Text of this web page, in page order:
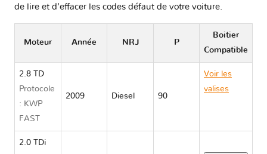
de lire et d'effacer les codes défaut de votre voiture.
Moteur Année NRJ P
Boitier
Compatible
2.8 TD
Protocole
: KWP
FAST
2009 Diesel 90
Voir les
valises
2.0 TDi